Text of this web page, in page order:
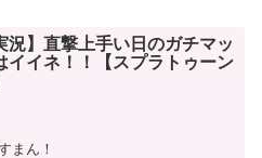
況】直撃上手い日のガチマッ
イイネ！！【スプラトゥーン
まん！